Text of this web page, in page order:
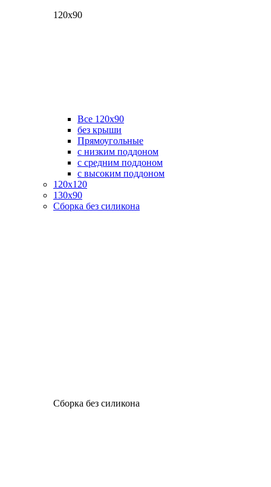
120х90
Все 120х90
без крыши
Прямоугольные
с низким поддоном
с средним поддоном
с высоким поддоном
120х120
130х90
Сборка без силикона
Сборка без силикона